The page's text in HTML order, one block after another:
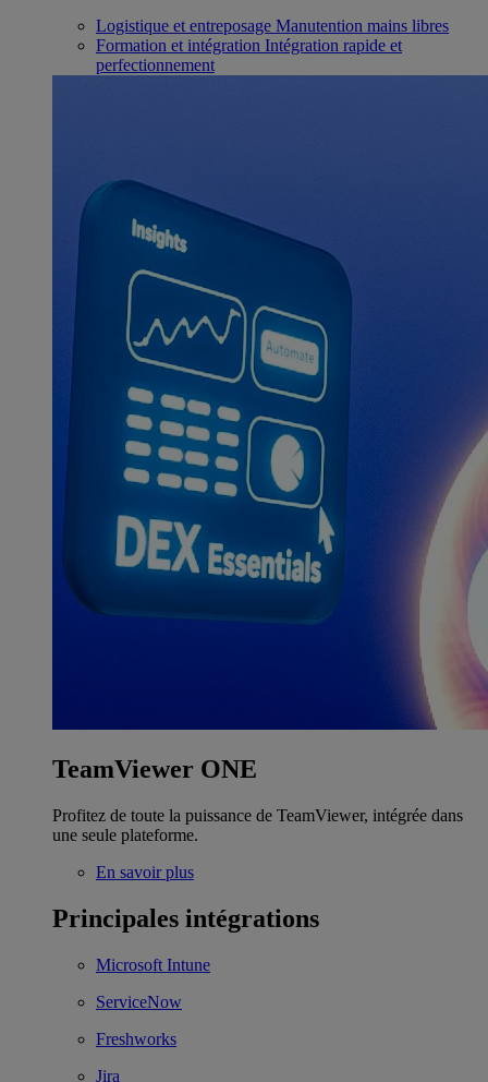
Logistique et entreposage Manutention mains libres
Formation et intégration Intégration rapide et
perfectionnement
TeamViewer ONE
Profitez de toute la puissance de TeamViewer, intégrée dans
une seule plateforme.
En savoir plus
Principales intégrations
Microsoft Intune
ServiceNow
Freshworks
Jira